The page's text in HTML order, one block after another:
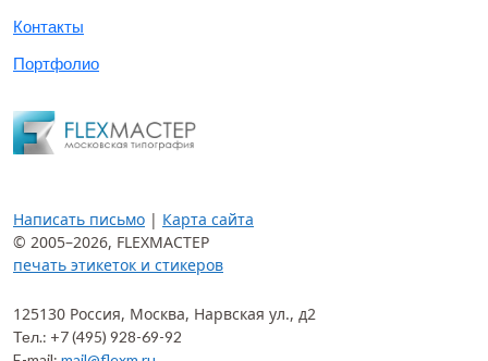
Контакты
Портфолио
Написать письмо | Карта сайта
© 2005–2026, FLEXМАСТЕР
печать этикеток и стикеров
125130 Россия, Москва, Нарвская ул., д2
Тел.: +7 (495) 928-69-92